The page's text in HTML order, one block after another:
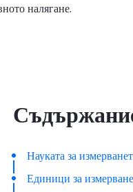
налягане.
Науката за
Единици за